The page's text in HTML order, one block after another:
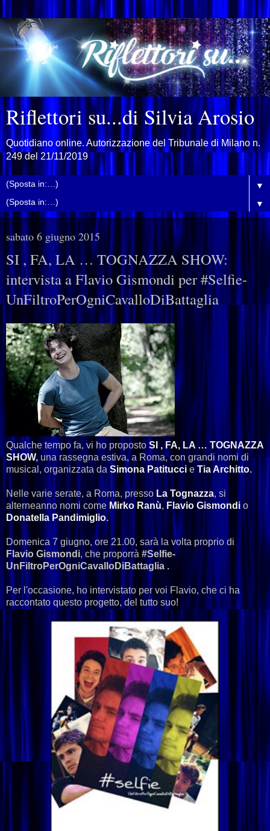
Riflettori su...di Silvia Arosio
Quotidiano online. Autorizzazione del Tribunale di Milano n.
249 del 21/11/2019
▼
▼
sabato 6 giugno 2015
SI , FA, LA … TOGNAZZA SHOW:
intervista a Flavio Gismondi per #Selfie-
UnFiltroPerOgniCavalloDiBattaglia
Qualche tempo fa, vi ho proposto SI , FA, LA … TOGNAZZA
SHOW, una rassegna estiva, a Roma, con grandi nomi di
musical, organizzata da Simona Patitucci e Tia Architto.
Nelle varie serate, a Roma, presso La Tognazza, si
alterneanno nomi come Mirko Ranù, Flavio Gismondi o
Donatella Pandimiglio.
Domenica 7 giugno, ore 21.00, sarà la volta proprio di
Flavio Gismondi, che proporrà #Selfie-
UnFiltroPerOgniCavalloDiBattaglia .
Per l'occasione, ho intervistato per voi Flavio, che ci ha
raccontato questo progetto, del tutto suo!